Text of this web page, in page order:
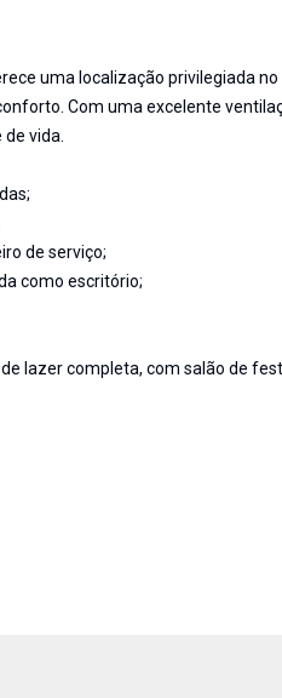
uma localização privilegiada
Com uma excelente
vida.
de serviço;
como escritório;
lazer completa, com salão de